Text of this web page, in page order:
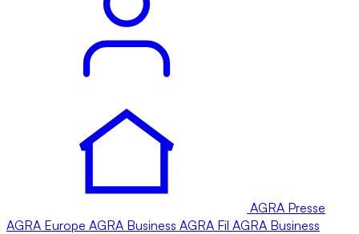
AGRA Presse
AGRA Europe AGRA Business AGRA Fil AGRA Business